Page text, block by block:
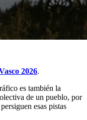
2026.
es también la
de un pueblo, por
esas pistas